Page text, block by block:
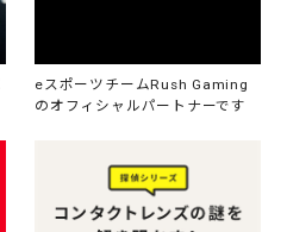
eスポーツチームRush Gaming
のオフィシャルパートナーです